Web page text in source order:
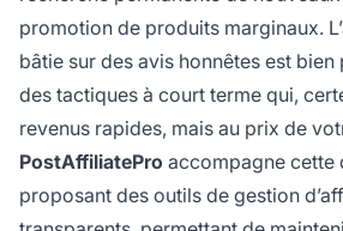
promotion de produits marginaux.
bâtie sur des avis honnêtes est
des tactiques à court terme qui,
revenus rapides, mais au prix de
PostAffiliatePro accompagne cette
proposant des outils de gestion